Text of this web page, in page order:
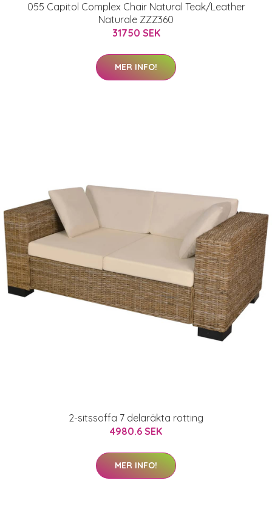
055 Capitol Complex Chair Natural Teak/Leather
Naturale ZZZ360
31750 SEK
MER INFO!
2-sitssoffa 7 delaräkta rotting
4980.6 SEK
MER INFO!